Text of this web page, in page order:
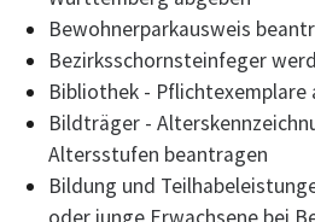
Bewohnerparkausweis
Bezirksschornsteinfeger
Bibliothek - Pflichtexemplare
Bildträger -
Altersstufen beantragen
Bildung und